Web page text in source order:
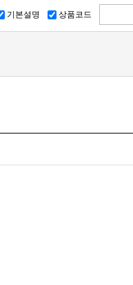
기본설명 상품코드